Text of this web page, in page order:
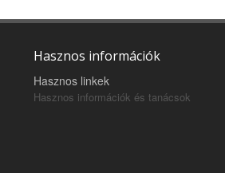
Hasznos információk
Hasznos linkek
Hasznos információk és tanácsok